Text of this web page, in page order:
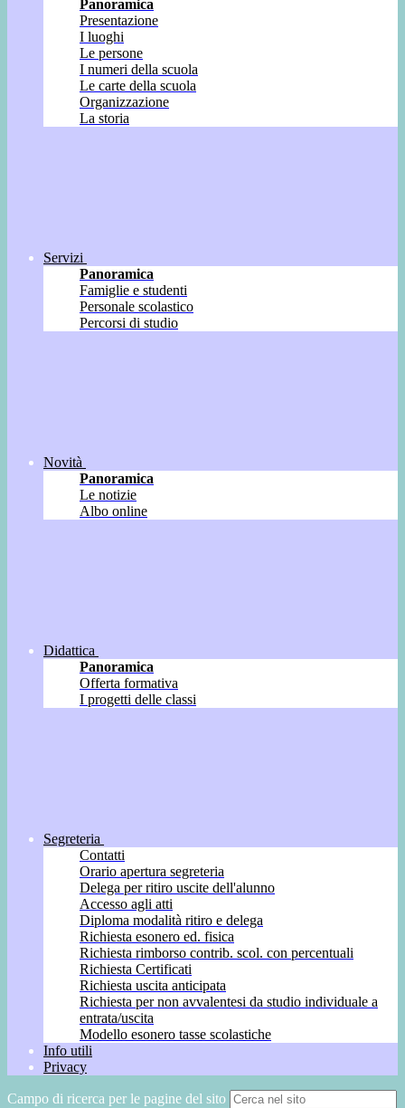
Panoramica
Presentazione
I luoghi
Le persone
I numeri della scuola
Le carte della scuola
Organizzazione
La storia
Servizi
Panoramica
Famiglie e studenti
Personale scolastico
Percorsi di studio
Novità
Panoramica
Le notizie
Albo online
Didattica
Panoramica
Offerta formativa
I progetti delle classi
Segreteria
Contatti
Orario apertura segreteria
Delega per ritiro uscite dell'alunno
Accesso agli atti
Diploma modalità ritiro e delega
Richiesta esonero ed. fisica
Richiesta rimborso contrib. scol. con percentuali
Richiesta Certificati
Richiesta uscita anticipata
Richiesta per non avvalentesi da studio individuale a
entrata/uscita
Modello esonero tasse scolastiche
Info utili
Privacy
Campo di ricerca per le pagine del sito